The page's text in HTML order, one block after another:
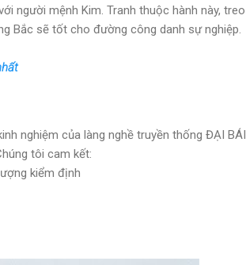
người mệnh Kim. Tranh thuộc hành này, treo
Bắc sẽ tốt cho đường công danh sự nghiệp.
nghiệm của làng nghề truyền thống ĐẠI BÁI
tôi cam kết:
kiểm định